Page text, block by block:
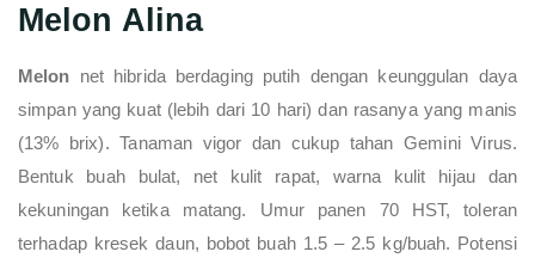
Melon Alina
Melon net hibrida berdaging putih dengan keunggulan daya
simpan yang kuat (lebih dari 10 hari) dan rasanya yang manis
(13% brix). Tanaman vigor dan cukup tahan Gemini Virus.
Bentuk buah bulat, net kulit rapat, warna kulit hijau dan
kekuningan ketika matang. Umur panen 70 HST, toleran
terhadap kresek daun, bobot buah 1.5 – 2.5 kg/buah. Potensi